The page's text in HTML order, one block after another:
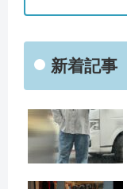
新着記事